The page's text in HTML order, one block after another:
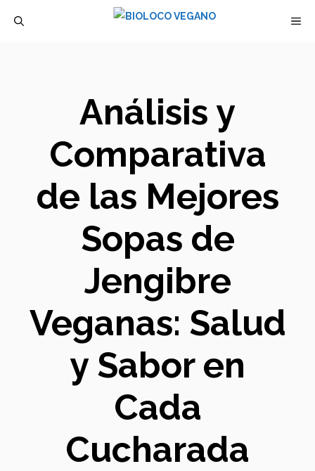
Análisis y
Comparativa
de las Mejores
Sopas de
Jengibre
Veganas: Salud
y Sabor en
Cada
Cucharada